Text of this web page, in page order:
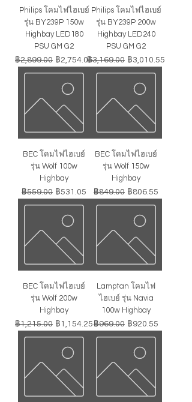
Philips โคมไฟไฮเบย์
รุ่น BY239P 150w
Highbay LED180
PSU GM G2
ราคาปกติ
฿2,899.00 ราคาขายลด
฿2,754.05
Philips โคมไฟไฮเบย์
รุ่น BY239P 200w
Highbay LED240
PSU GM G2
ราคาปกติ
฿3,169.00 ราคาขายลด
฿3,010.55
BEC โคมไฟไฮเบย์
รุ่น Wolf 100w
Highbay
ราคาปกติ
฿559.00 ราคาขายลด
฿531.05
BEC โคมไฟไฮเบย์
รุ่น Wolf 150w
Highbay
ราคาปกติ
฿849.00 ราคาขายลด
฿806.55
BEC โคมไฟไฮเบย์
รุ่น Wolf 200w
Highbay
ราคาปกติ
฿1,215.00 ราคาขายลด
฿1,154.25
Lamptan โคมไฟ
ไฮเบย์ รุ่น Navia
100w Highbay
ราคาปกติ
฿969.00 ราคาขายลด
฿920.55